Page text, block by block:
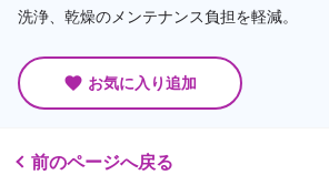
洗浄、乾燥のメンテナンス負担を軽減。
favorite お気に入り追加
前のページへ戻る